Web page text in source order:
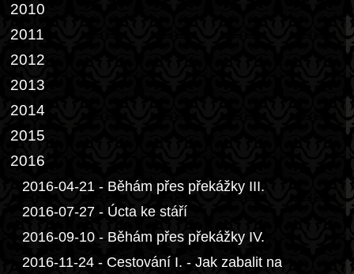
2010
2011
2012
2013
2014
2015
2016
2016-04-21 - Běhám přes překážky III.
2016-07-27 - Úcta ke stáří
2016-09-10 - Běhám přes překážky IV.
2016-11-24 - Cestování I. - Jak zabalit na